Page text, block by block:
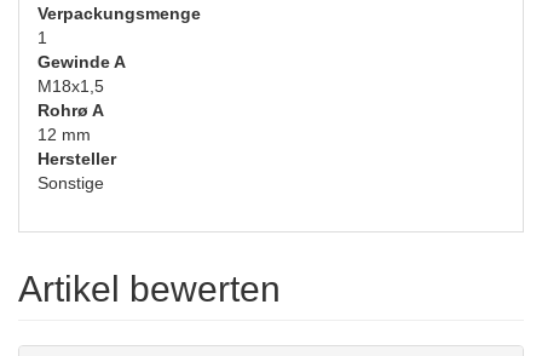
Verpackungsmenge
1
Gewinde A
M18x1,5
Rohrø A
12 mm
Hersteller
Sonstige
Artikel bewerten